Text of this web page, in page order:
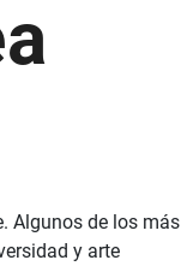
Algunos de los más
y arte